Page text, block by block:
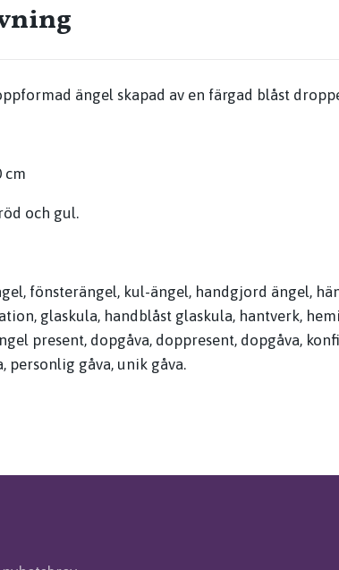
ängel skapad av en färgad blåst
cm
och gul.
fönsterängel, kul-ängel, handgjord ängel,
glaskula, handblåst glaskula, hantverk,
present, dopgåva, doppresent, dopgåva,
personlig gåva, unik gåva.